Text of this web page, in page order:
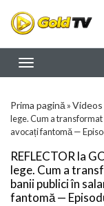
Prima pagină »Videos
lege. Cum a
avocați fantomă —
REFLECTOR la
lege. Cum a
banii publici în
fantomă —